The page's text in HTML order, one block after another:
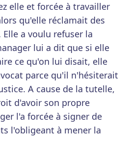
elle et forcée à travailler
qu'elle réclamait des
a voulu refuser la
lui a dit que si elle
ce qu'on lui disait, elle
parce qu'il n'hésiterait
A cause de la tutelle,
d'avoir son propre
l'a forcée à signer de
l'obligeant à mener la